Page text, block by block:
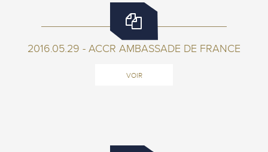
2016.05.29 - ACCR AMBASSADE DE FRANCE
VOIR